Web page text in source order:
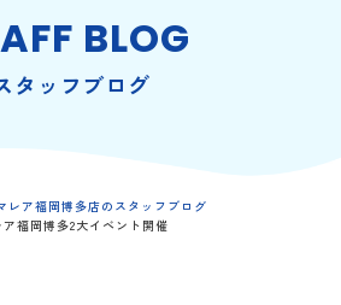
BLOG
タッフブログ
レア福岡博多店のスタッフブログ
福岡博多2大イベント開催